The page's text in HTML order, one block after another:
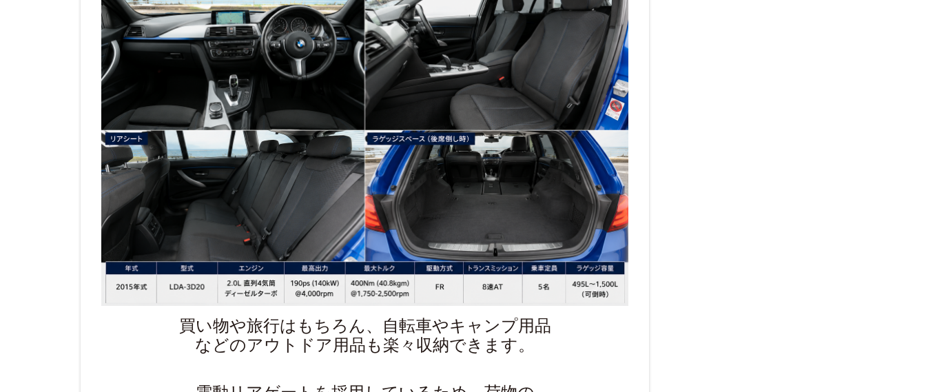
買い物や旅行はもちろん、自転車やキャンプ用品
などのアウトドア用品も楽々収納できます。